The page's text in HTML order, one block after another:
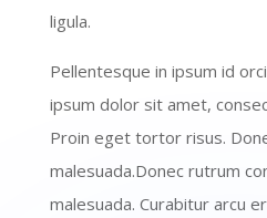
ligula.
Pellentesque in ipsum id
ipsum dolor sit amet,
Proin eget tortor risus.
malesuada.Donec rutrum
malesuada. Curabitur arcu